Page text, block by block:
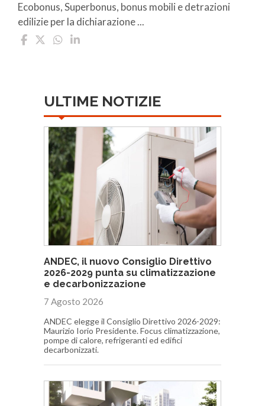
Ecobonus, Superbonus, bonus mobili e detrazioni
edilizie per la dichiarazione ...
ULTIME NOTIZIE
ANDEC, il nuovo Consiglio Direttivo
2026-2029 punta su climatizzazione
e decarbonizzazione
7 Agosto 2026
ANDEC elegge il Consiglio Direttivo 2026-2029:
Maurizio Iorio Presidente. Focus climatizzazione,
pompe di calore, refrigeranti ed edifici
decarbonizzati.